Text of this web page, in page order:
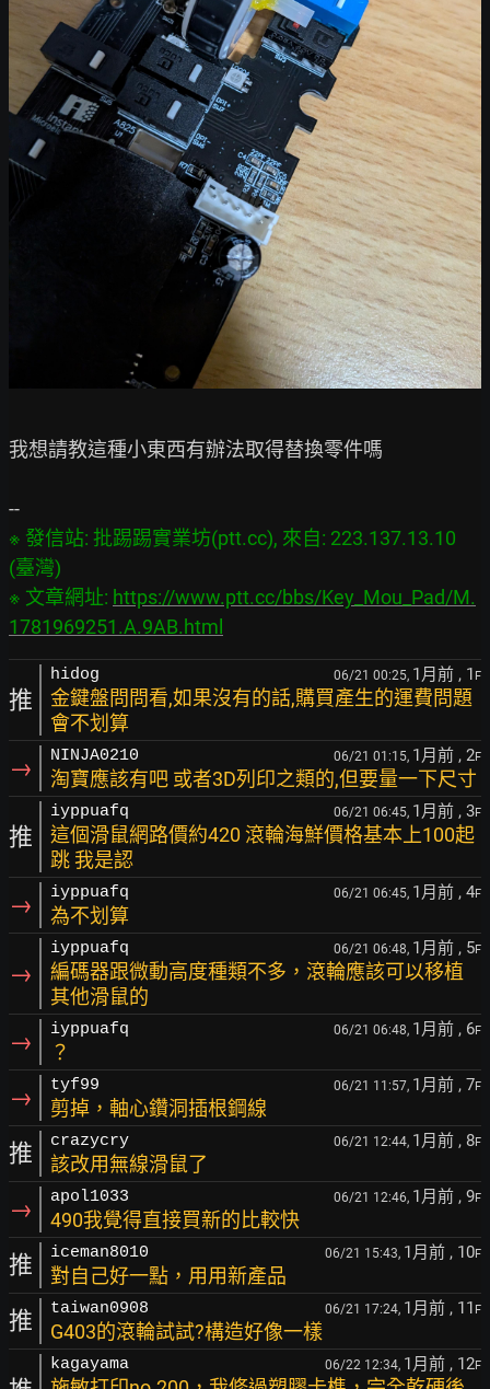
我想請教這種小東西有辦法取得替換零件嗎
※ 發信站: 批踢踢實業坊(ptt.cc), 來自: 223.137.13.10
(臺灣)
※ 文章網址: https://www.ptt.cc/bbs/Key_Mou_Pad/M.
1781969251.A.9AB.html
推
hidog 06/21 00:25, 1月前 , 1 F
金鍵盤問問看,如果沒有的話,購買產生的運費問題
會不划算
→ NINJA0210 06/21 01:15, 1月前 , 2F
淘寶應該有吧 或者3D列印之類的,但要量一下尺寸
推
iyppuafq 06/21 06:45, 1月前 , 3F
這個滑鼠網路價約420 滾輪海鮮價格基本上100起
跳 我是認
→ iyppuafq 06/21 06:45, 1月前 , 4F
為不划算
→
iyppuafq 06/21 06:48, 1月前 , 5F
編碼器跟微動高度種類不多，滾輪應該可以移植
其他滑鼠的
→ iyppuafq 06/21 06:48, 1月前 , 6F
？
→ tyf99 06/21 11:57, 1月前 , 7F
剪掉，軸心鑽洞插根鋼線
推 crazycry 06/21 12:44, 1月前 , 8F
該改用無線滑鼠了
→ apol1033 06/21 12:46, 1月前 , 9F
490我覺得直接買新的比較快
推 iceman8010 06/21 15:43, 1月前 , 10F
對自己好一點，用用新產品
推 taiwan0908 06/21 17:24, 1月前 , 11 F
G403的滾輪試試?構造好像一樣
kagayama 06/22 12:34, 1月前 , 12F